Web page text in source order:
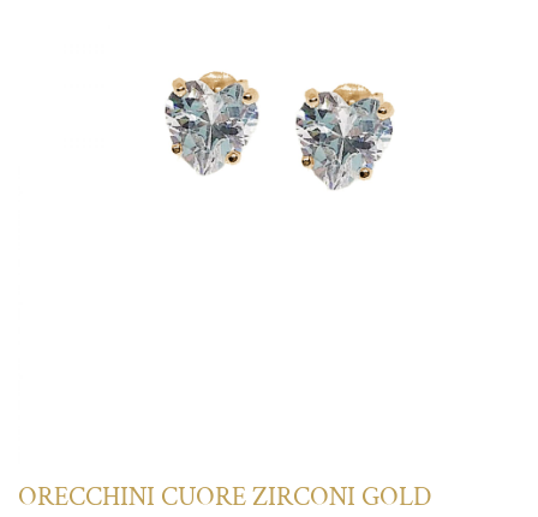
ORECCHINI CUORE ZIRCONI GOLD